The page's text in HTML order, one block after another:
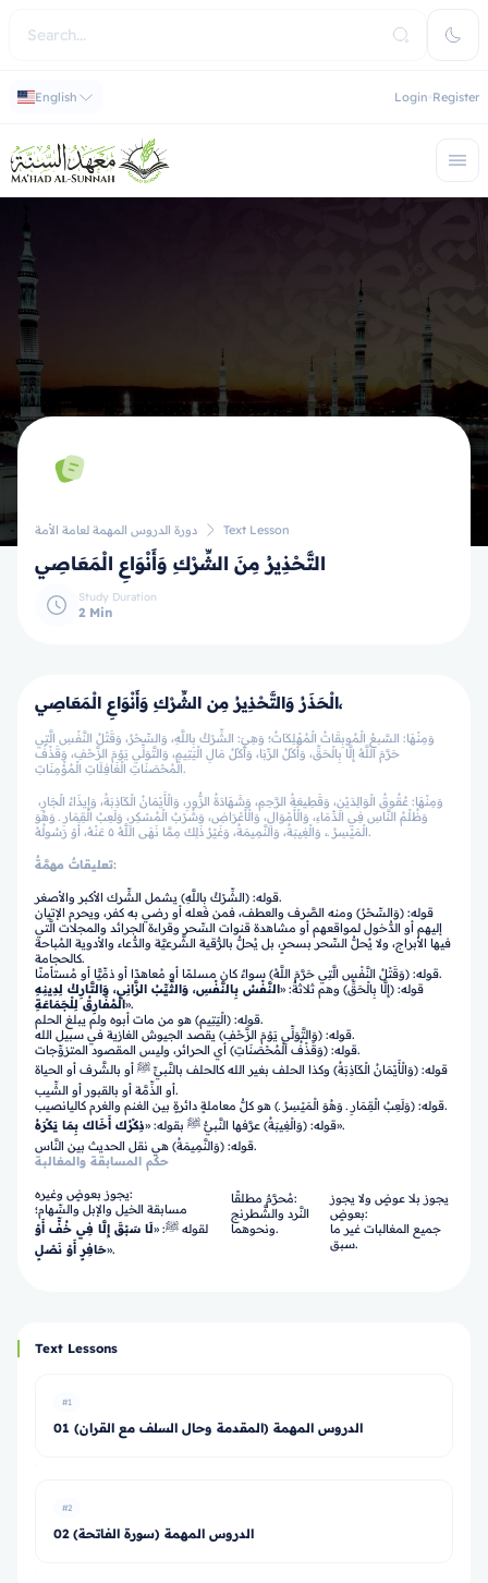
English Login Register
دورة الدروس المهمة لعامة الأمة Text Lesson
التَّحْذِيرُ مِنَ الشِّرْكِ وَأَنْوَاعِ الْمَعَاصِي
Study Duration
2 Min
الْحَذَرُ وَالتَّحْذِيرُ مِن الشِّرْكِ وَأَنْوَاعِ الْمَعَاصِي،
وَمِنْهَا: السَّبعُ الْمُوبِقَاتُ الْمُهْلِكَاتُ؛ وَهِيَ: الشِّرْكُ بِاللَّهِ، وَالسِّحْرُ، وَقَتْلُ النَّفْسِ الَّتِي
حَرَّمَ اللَّهُ إِلَّا بِالْحَقِّ، وَأَكْلُ الرِّبَا، وَأَكْلُ مَالِ الْيَتِيمِ، وَالتَّوَلِّي يَوْمَ الزَّحْفِ، وَقَذْفُ
الْمُحْصَنَاتِ الْغَافِلَاتِ الْمُؤْمِنَاتِ.
وَظُلْمُ النَّاسِ فِي الدِّمَاءِ، وَالْأَمْوَالِ، وَالْأَعْرَاضِ، وَشُرْبُ الْمُسْكِرِ، وَلَعِبُ الْقِمَارِ ـ وَهُوَ
الْمَيْسِرُ ـ، وَالْغِيبَةُ، وَالنَّمِيمَةُ، وَغَيْرُ ذَلِكَ مِمَّا نَهَى اللَّهُ ۵ عَنْهُ، أَوْ رَسُولُهُ.
تعليقاتٌ مهمَّةٌ:
قوله: (الشِّرْكُ بِاللَّهِ) يشمل الشِّرك الأكبر والأصغر.
قوله: (وَالسِّحْرُ) ومنه الصَّرف والعطف، فمن فعله أو رضي به كفر، ويحرم الإتيان
إليهم أو الدُّخول لمواقعهم أو مشاهدة قنوات السِّحر وقراءة الجرائد والمجلات الَّتي
فيها الأبراج، ولا يُحلُّ السِّحر بسحرٍ، بل يُحلُّ بالرُّقية الشَّرعيَّة والدُّعاء والأدوية المُباحة
كالحجامة.
قوله: (وَقَتْلُ النَّفْسِ الَّتِي حَرَّمَ اللَّهُ) سواءٌ كان مسلمًا أو مُعاهدًا أو ذمِّيًّا أو مُستأمنًا.
قوله: (إِلَّا بِالْحَقِّ) وهم ثلاثةٌ: «النَّفْسُ بِالنَّفْسِ، وَالثَّيِّبُ الزَّانِي، وَالتَّارِكُ لِدِينِهِ
الْمُفَارِقُ لِلْجَمَاعَةِ».
قوله: (الْيَتِيم) هو من مات أبوه ولم يبلغ الحلم.
قوله: (وَالتَّوَلِّي يَوْمَ الزَّحْفِ) يقصد الجيوش الغازية في سبيل الله.
قوله: (وَقَذْفُ الْمُحْصَنَاتِ) أي الحرائر، وليس المقصود المتزوِّجات.
قوله: (وَالْأَيْمَانُ الْكَاذِبَةُ) وكذا الحلف بغير الله كالحلف بالنَّبيِّ ﷺ أو بالشَّرف أو الحياة
أو الذِّمَّة أو بالقبور أو الشِّيب.
قوله: (وَلَعِبُ الْقِمَارِ ـ وَهُوَ الْمَيْسِرُ ـ) هو كلُّ معاملةٍ دائرةٍ بين الغنم والغرم كاليانصيب.
قوله: (وَالْغِيبَةُ) عرَّفها النَّبيُّ ﷺ بقوله: «ذِكْرُكَ أَخَاكَ بِمَا يَكْرَهُ
».
قوله: (وَالنَّمِيمَةُ) هي نقل الحديث بين النَّاس.
حكم المسابقة والمغالبة
يجوز بعوضٍ وغيره:
مسابقة الخيل والإبل والسِّهام؛
لقوله ﷺ: «لَا سَبْقَ إِلَّا فِي خُفٍّ أَوْ
حَافِرٍ أَوْ نَصْلٍ».
مُحرَّمٌ مطلقًا:
النَّرد والشَّطرنج
ونحوهما.
يجوز بلا عوضٍ ولا يجوز
بعوضٍ:
جميع المغالبات غير ما
سبق.
Text Lessons
#1
01 الدروس المهمة (المقدمة وحال السلف مع القران)
#2
02 الدروس المهمة (سورة الفاتحة)